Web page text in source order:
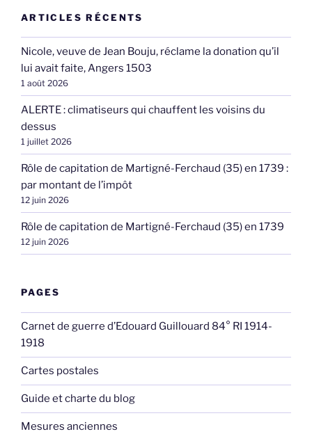
ARTICLES RÉCENTS
Nicole, veuve de Jean Bouju, réclame la donation qu’il
lui avait faite, Angers 1503
1 août 2026
ALERTE : climatiseurs qui chauffent les voisins du
dessus
1 juillet 2026
Rôle de capitation de Martigné-Ferchaud (35) en 1739 :
par montant de l’impôt
12 juin 2026
Rôle de capitation de Martigné-Ferchaud (35) en 1739
12 juin 2026
PAGES
Carnet de guerre d’Edouard Guillouard 84° RI 1914-
1918
Cartes postales
Guide et charte du blog
Mesures anciennes